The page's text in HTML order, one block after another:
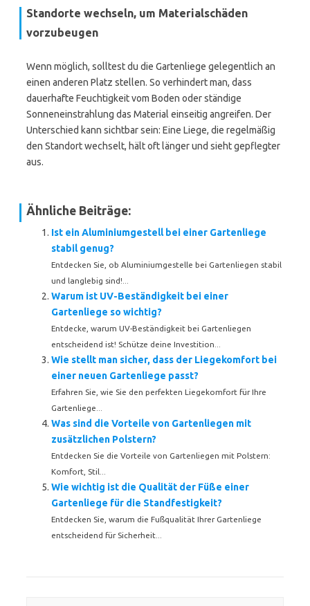
Standorte wechseln, um Materialschäden
vorzubeugen
Wenn möglich, solltest du die Gartenliege gelegentlich an
einen anderen Platz stellen. So verhindert man, dass
dauerhafte Feuchtigkeit vom Boden oder ständige
Sonneneinstrahlung das Material einseitig angreifen. Der
Unterschied kann sichtbar sein: Eine Liege, die regelmäßig
den Standort wechselt, hält oft länger und sieht gepflegter
aus.
Ähnliche Beiträge:
Ist ein Aluminiumgestell bei einer Gartenliege
stabil genug?
Entdecken Sie, ob Aluminiumgestelle bei Gartenliegen stabil
und langlebig sind!...
Warum ist UV-Beständigkeit bei einer
Gartenliege so wichtig?
Entdecke, warum UV-Beständigkeit bei Gartenliegen
entscheidend ist! Schütze deine Investition...
Wie stellt man sicher, dass der Liegekomfort bei
einer neuen Gartenliege passt?
Erfahren Sie, wie Sie den perfekten Liegekomfort für Ihre
Gartenliege...
Was sind die Vorteile von Gartenliegen mit
zusätzlichen Polstern?
Entdecken Sie die Vorteile von Gartenliegen mit Polstern:
Komfort, Stil...
Wie wichtig ist die Qualität der Füße einer
Gartenliege für die Standfestigkeit?
Entdecken Sie, warum die Fußqualität Ihrer Gartenliege
entscheidend für Sicherheit...